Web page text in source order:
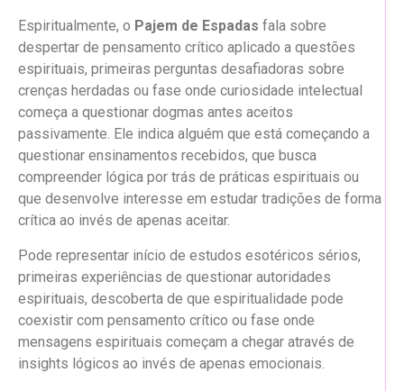
Espiritualmente, o Pajem de Espadas fala sobre
despertar de pensamento crítico aplicado a questões
espirituais, primeiras perguntas desafiadoras sobre
crenças herdadas ou fase onde curiosidade intelectual
começa a questionar dogmas antes aceitos
passivamente. Ele indica alguém que está começando a
questionar ensinamentos recebidos, que busca
compreender lógica por trás de práticas espirituais ou
que desenvolve interesse em estudar tradições de forma
crítica ao invés de apenas aceitar.
Pode representar início de estudos esotéricos sérios,
primeiras experiências de questionar autoridades
espirituais, descoberta de que espiritualidade pode
coexistir com pensamento crítico ou fase onde
mensagens espirituais começam a chegar através de
insights lógicos ao invés de apenas emocionais.